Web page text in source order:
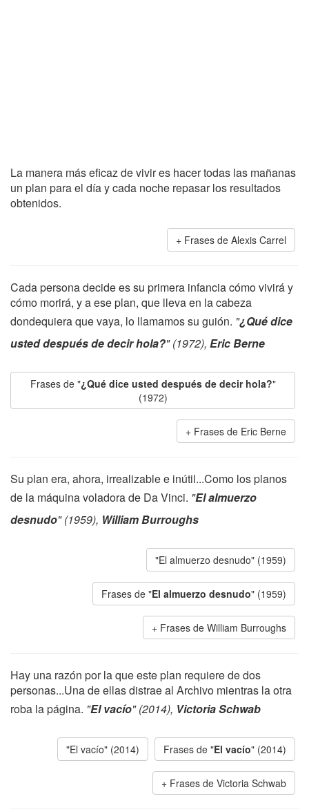
La manera más eficaz de vivir es hacer todas las mañanas
un plan para el día y cada noche repasar los resultados
obtenidos.
Frases de Alexis Carrel
Cada persona decide es su primera infancia cómo vivirá y
cómo morirá, y a ese plan, que lleva en la cabeza
dondequiera que vaya, lo llamamos su guión. "¿Qué dice
usted después de decir hola?" (1972), Eric Berne
Frases de "¿Qué dice usted después de decir hola?"
(1972)
Frases de Eric Berne
Su plan era, ahora, irrealizable e inútil...Como los planos
de la máquina voladora de Da Vinci. "El almuerzo
desnudo" (1959), William Burroughs
"El almuerzo desnudo" (1959)
Frases de "El almuerzo desnudo" (1959)
Frases de William Burroughs
Hay una razón por la que este plan requiere de dos
personas...Una de ellas distrae al Archivo mientras la otra
roba la página. "El vacío" (2014), Victoria Schwab
"El vacío" (2014) Frases de "El vacío" (2014)
Frases de Victoria Schwab